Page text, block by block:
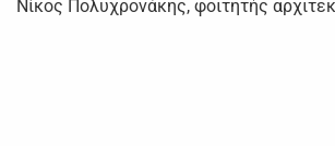
Νίκος Πολυχρονάκης, φοιτητής